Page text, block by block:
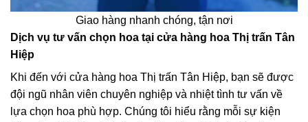
Giao hàng nhanh chóng, tận nơi
Dịch vụ tư vấn chọn hoa tại cửa hàng hoa Thị trấn Tân
Hiệp
Khi đến với cửa hàng hoa Thị trấn Tân Hiệp, bạn sẽ được
đội ngũ nhân viên chuyên nghiệp và nhiệt tình tư vấn về
lựa chọn hoa phù hợp. Chúng tôi hiểu rằng mỗi sự kiện